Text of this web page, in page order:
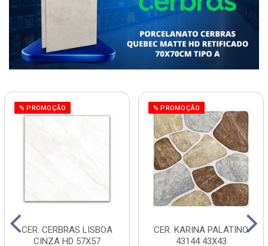
% PROMOÇÃO
CER. CERBRAS LISBOA
CINZA HD 57X57
% PROMOÇÃO
CER. KARINA PALATINO
43144 43X43